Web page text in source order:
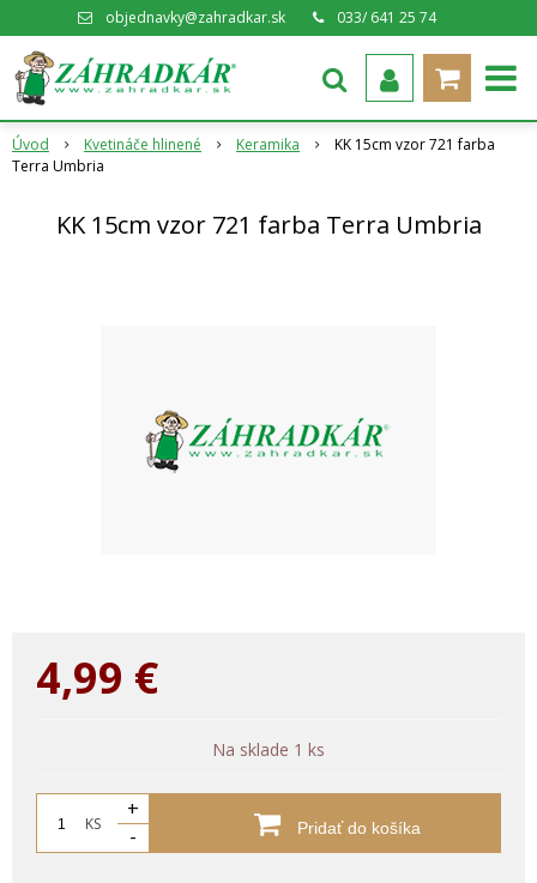
objednavky@zahradkar.sk 033/ 641 25 74
Úvod Kvetináče hlinené Keramika
KK 15cm vzor 721 farba
Terra Umbria
KK 15cm vzor 721 farba Terra Umbria
4,99 €
Na sklade 1 ks
KS
+
-
Pridať do košíka